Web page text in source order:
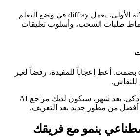
خلال الأسبوعين إلى الثلاثة الأولى، يعمل diffray في وضع التعلم.
طلبات السحب، وأسلوب تعليقات
لا تتجاهل تعليقات diffray بصمت. أعطِ إعجاباً للمفيدة، رفضاً لغير
للنقاش.
كل تفاعل يجعل diffray أذكى. بعد شهر، سيكون لديك مراجع AI
من مطور جديد بعد التعريف.
ينمو مع فريقك